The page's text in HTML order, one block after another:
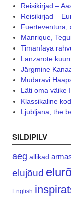
Reisikirjad –
Reisikirjad –
Fuerteventura,
Manrique,
Timanfaya
Lanzarote
Järgmine
Mudaravi
Läti oma väike
Klassikaline
Ljubljana, the
SILDIPILV
aeg allikad
elujõud
English